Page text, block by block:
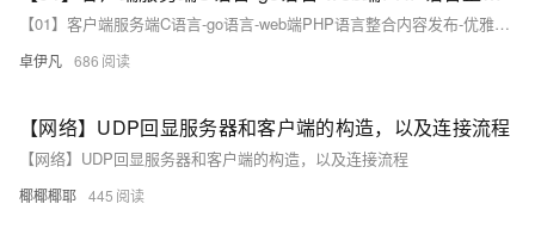
【01】客户端服务端C语言-go语言-web端PHP语言整合内容发布-优雅草网络设备监控系统-硬件设备实时监控系统运营版发布-本产品基于企业级开源项目Zabbix深度二开-分步骤实现预计10篇合集-自营版
卓伊凡 686
【网络】UDP回显服务器和客户端的构造，以及连接流程
【网络】UDP回显服务器和客户端的构造，以及连接流程
椰椰椰耶 445